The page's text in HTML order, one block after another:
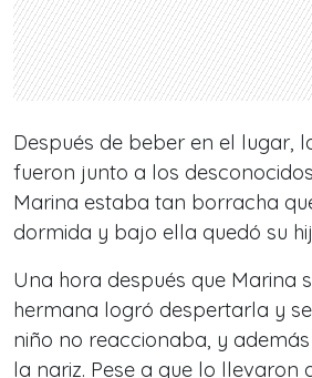
Después de beber en el lugar,
fueron junto a los
Marina estaba tan borracha
dormida y bajo ella quedó su
Una hora después que Marina
hermana logró despertarla y
niño no reaccionaba, y
la nariz. Pese a que lo llevaron